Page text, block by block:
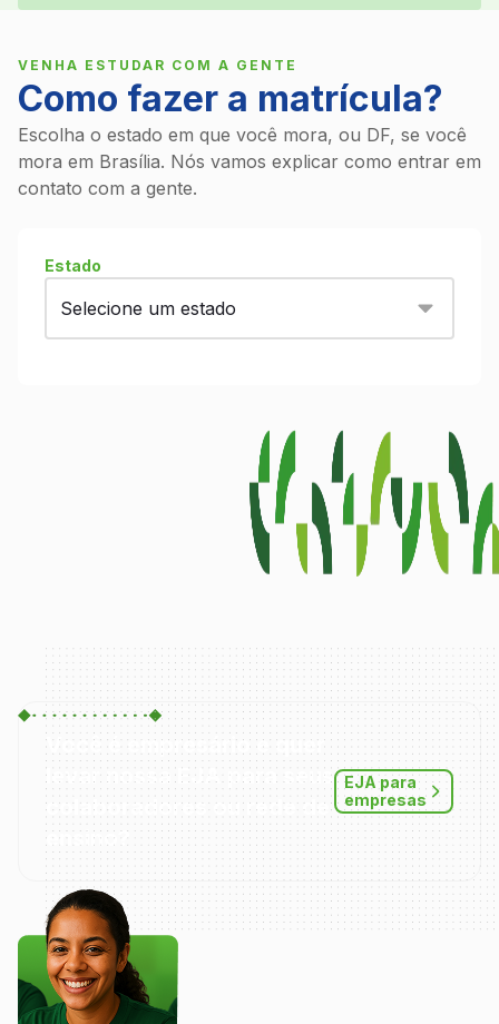
VENHA ESTUDAR COM A GENTE
Como fazer a matrícula?
Escolha o estado em que você mora, ou DF, se você
mora em Brasília. Nós vamos explicar como entrar em
contato com a gente.
Estado
Você é empresário e quer
levar nossa EJA para seus
colaboradores ou rede de
ensino?
EJA para
empresas